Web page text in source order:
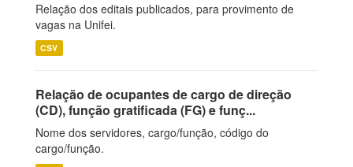
Relação dos editais publicados, para provimento de
vagas na Unifei.
CSV
Relação de ocupantes de cargo de direção
(CD), função gratificada (FG) e funç...
Nome dos servidores, cargo/função, código do
cargo/função.